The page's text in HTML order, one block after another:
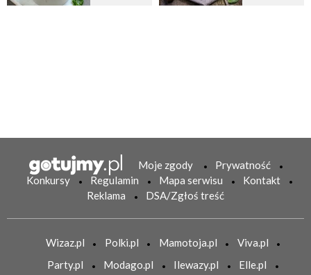
Moje zgody
Prywatność
Konkursy
Regulamin Mapa serwisu
Kontakt
Reklama
DSA/Zgłoś treść
Wizaz.pl Polki.pl Mamotoja.pl
Viva.pl
Party.pl
Modago.pl Ilewazy.pl Elle.pl